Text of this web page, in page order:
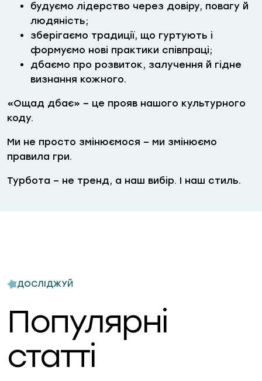
будуємо лідерство через довіру, повагу й
людяність;
зберігаємо традиції, що гуртують і
формуємо нові практики співпраці;
дбаємо про розвиток, залучення й гідне
визнання кожного.
«Ощад дбає» – це прояв нашого культурного
коду.
Ми не просто змінюємося – ми змінюємо
правила гри.
Турбота – не тренд, а наш вибір. І наш стиль.
ДОСЛІДЖУЙ
Популярні
статті